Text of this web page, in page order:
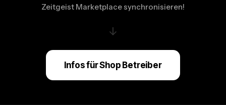
Zeitgeist Marketplace synchronisieren!
↓
Infos für Shop Betreiber